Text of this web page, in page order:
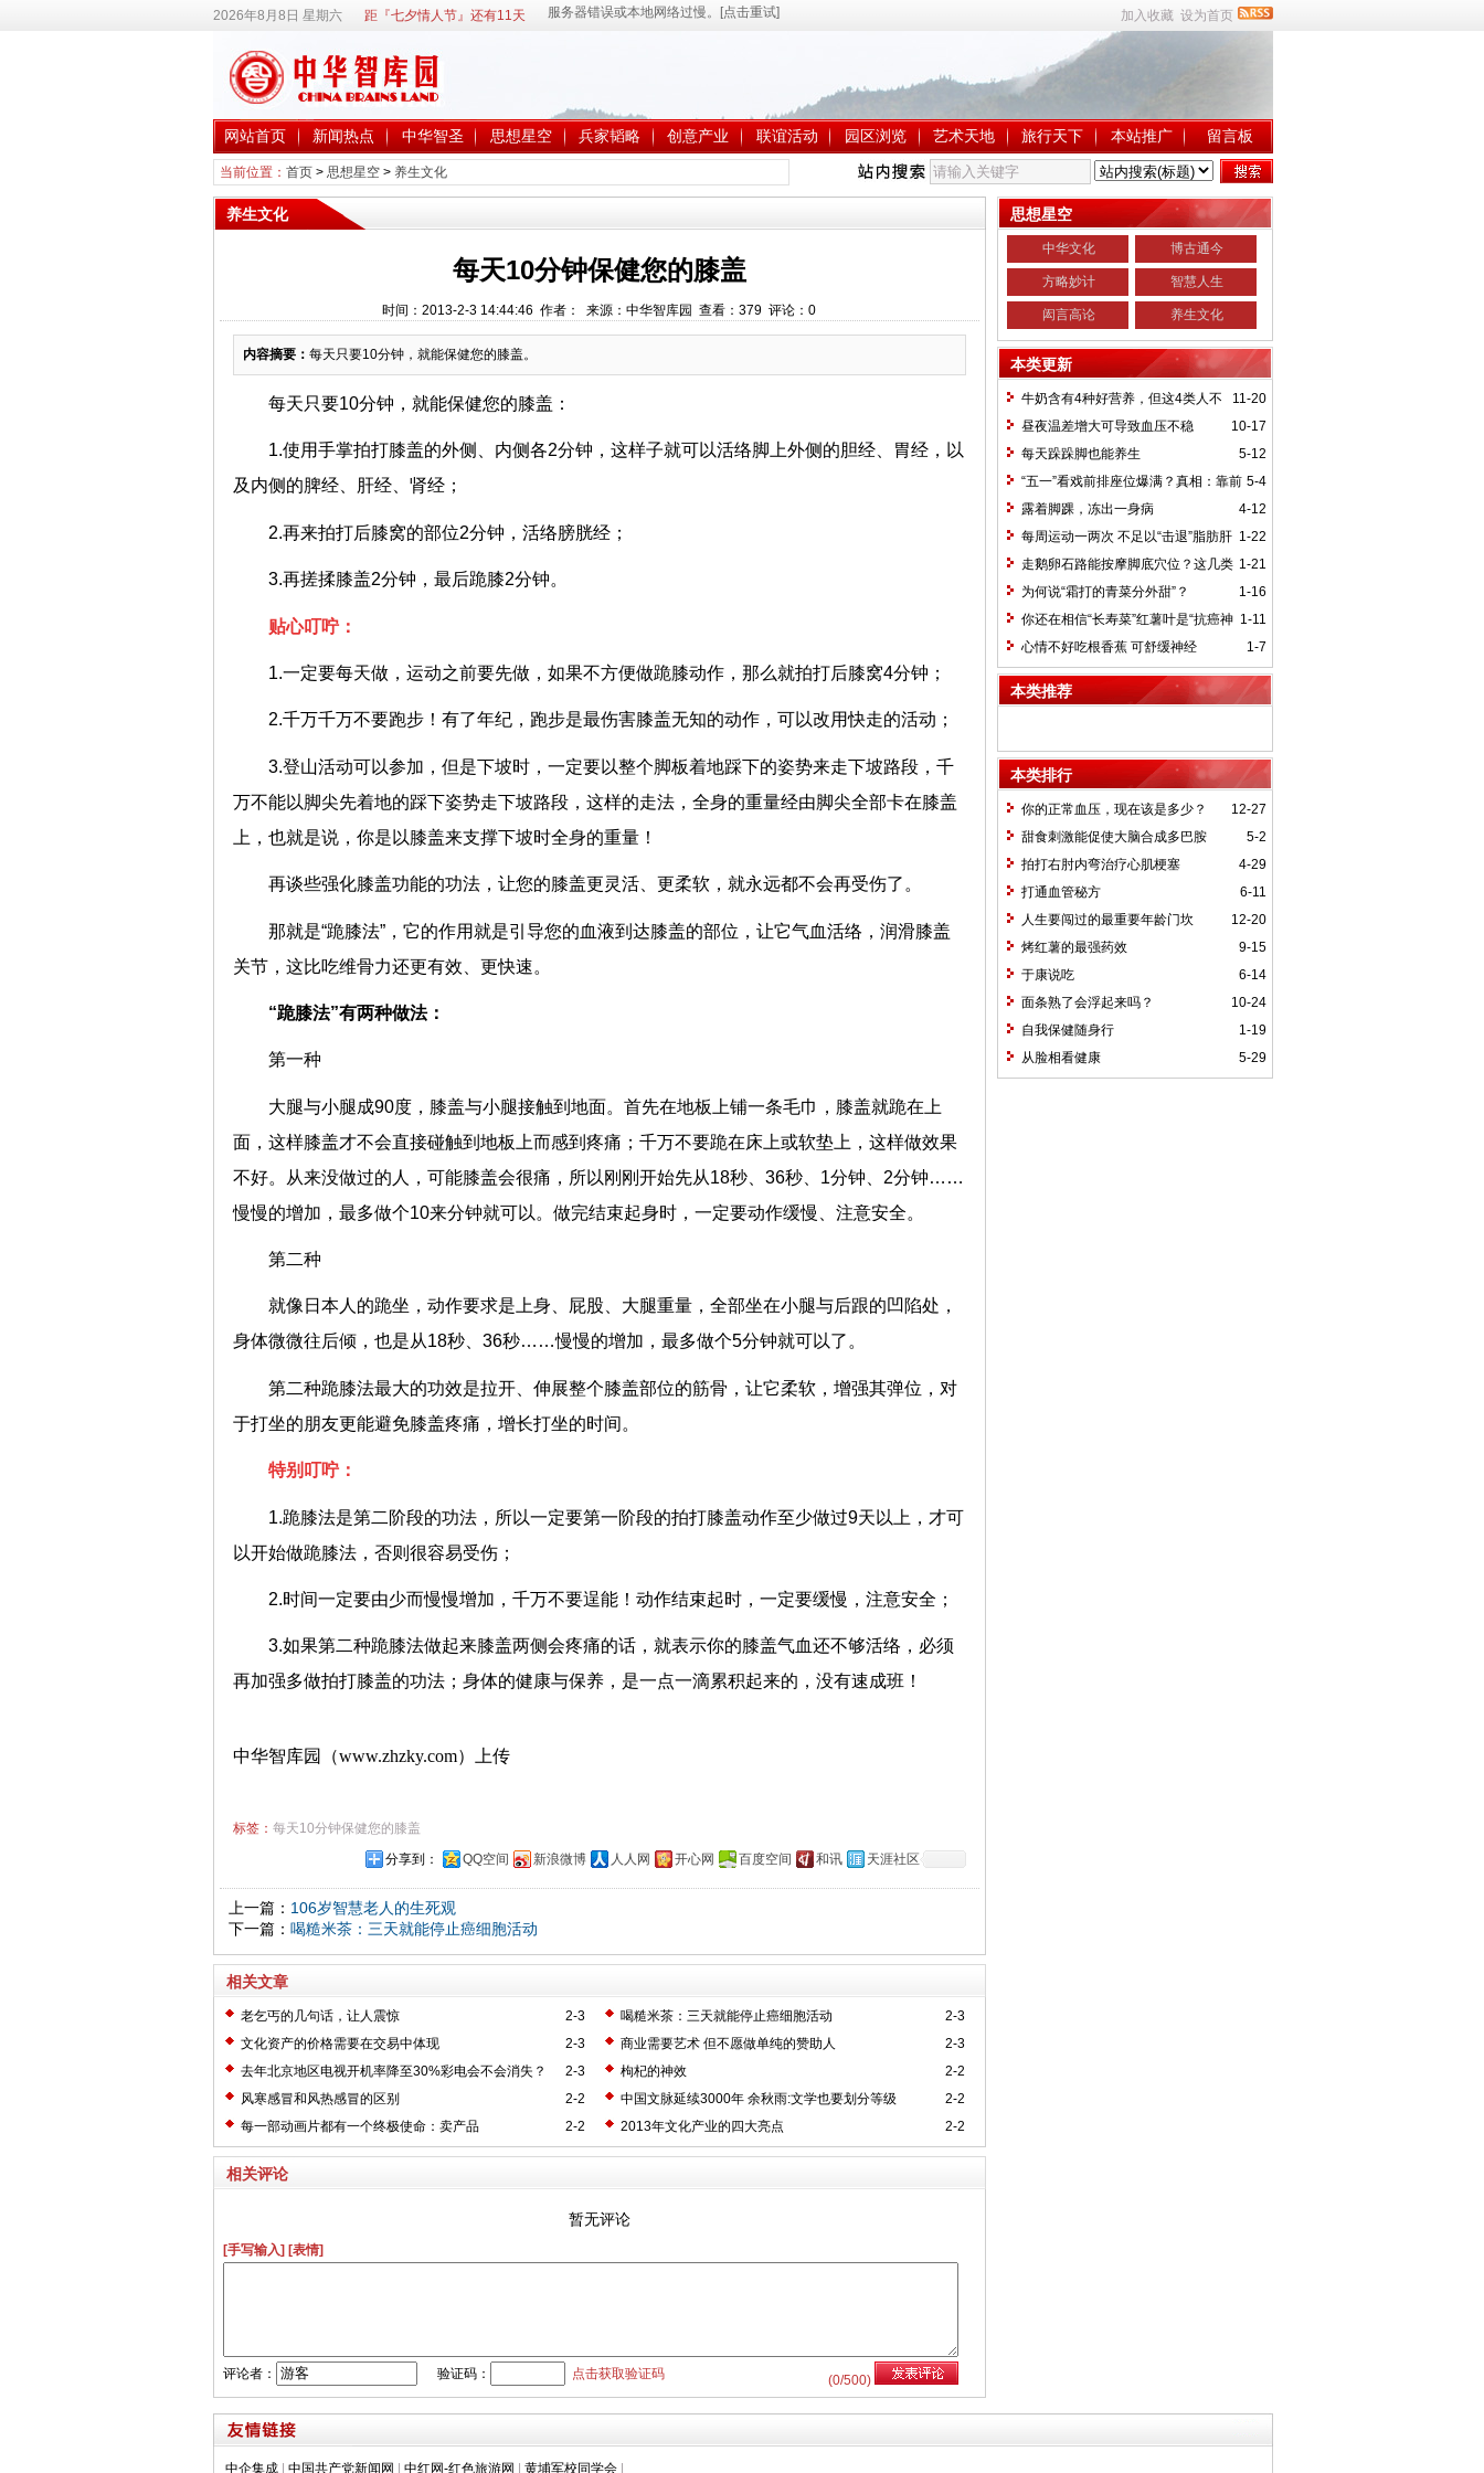
2026年8月8日 星期六 距『七夕情人节』还有11天 加入收藏 设为首页
网站首页 新闻热点 中华智圣 思想星空 兵家韬略 创意产业 联谊活动 园区浏览 艺术天地 旅行天下 本站推广 留言板
当前位置： 首页> 思想星空> 养生文化
养生文化
每天10分钟保健您的膝盖
时间：2013-2-3 14:44:46 作者： 来源：中华智库园 查看： 379 评论： 0
内容摘要： 每天只要10分钟，就能保健您的膝盖。
每天只要10分钟，就能保健您的膝盖：
1.使用手掌拍打膝盖的外侧、内侧各2分钟，这样子就可以活络脚上外侧的胆经、胃经，以
及内侧的脾经、肝经、肾经；
2.再来拍打后膝窝的部位2分钟，活络膀胱经；
3.再搓揉膝盖2分钟，最后跪膝2分钟。
贴心叮咛：
1.一定要每天做，运动之前要先做，如果不方便做跪膝动作，那么就拍打后膝窝4分钟；
2.千万千万不要跑步！有了年纪，跑步是最伤害膝盖无知的动作，可以改用快走的活动；
3.登山活动可以参加，但是下坡时，一定要以整个脚板着地踩下的姿势来走下坡路段，千
万不能以脚尖先着地的踩下姿势走下坡路段，这样的走法，全身的重量经由脚尖全部卡在膝盖
上，也就是说，你是以膝盖来支撑下坡时全身的重量！
再谈些强化膝盖功能的功法，让您的膝盖更灵活、更柔软，就永远都不会再受伤了。
那就是“跪膝法”，它的作用就是引导您的血液到达膝盖的部位，让它气血活络，润滑膝盖
关节，这比吃维骨力还更有效、更快速。
“跪膝法”有两种做法：
第一种
大腿与小腿成90度，膝盖与小腿接触到地面。首先在地板上铺一条毛巾，膝盖就跪在上
面，这样膝盖才不会直接碰触到地板上而感到疼痛；千万不要跪在床上或软垫上，这样做效果
不好。从来没做过的人，可能膝盖会很痛，所以刚刚开始先从18秒、36秒、1分钟、2分钟……
慢慢的增加，最多做个10来分钟就可以。做完结束起身时，一定要动作缓慢、注意安全。
第二种
就像日本人的跪坐，动作要求是上身、屁股、大腿重量，全部坐在小腿与后跟的凹陷处，
身体微微往后倾，也是从18秒、36秒……慢慢的增加，最多做个5分钟就可以了。
第二种跪膝法最大的功效是拉开、伸展整个膝盖部位的筋骨，让它柔软，增强其弹位，对
于打坐的朋友更能避免膝盖疼痛，增长打坐的时间。
特别叮咛：
1.跪膝法是第二阶段的功法，所以一定要第一阶段的拍打膝盖动作至少做过9天以上，才可
以开始做跪膝法，否则很容易受伤；
2.时间一定要由少而慢慢增加，千万不要逞能！动作结束起时，一定要缓慢，注意安全；
3.如果第二种跪膝法做起来膝盖两侧会疼痛的话，就表示你的膝盖气血还不够活络，必须
再加强多做拍打膝盖的功法；身体的健康与保养，是一点一滴累积起来的，没有速成班！
中华智库园（www.zhzky.com）上传
标签： 每天10分钟保健您的膝盖
分享到：
QQ空间 新浪微博 人人网 开心网 百度空间 和讯 天涯社区
上一篇： 106岁智慧老人的生死观
下一篇： 喝糙米茶：三天就能停止癌细胞活动
相关文章
2-3
老乞丐的几句话，让人震惊 2-3
喝糙米茶：三天就能停止癌细胞活动
2-3
文化资产的价格需要在交易中体现 2-3
商业需要艺术 但不愿做单纯的赞助人
2-3
去年北京地区电视开机率降至30%彩电会不会消失？ 2-2
枸杞的神效
2-2
风寒感冒和风热感冒的区别 2-2
中国文脉延续3000年 余秋雨:文学也要划分等级
2-2
每一部动画片都有一个终极使命：卖产品 2-2
2013年文化产业的四大亮点
相关评论
暂无评论
[手写输入] [表情]
(0/500)
评论者： 验证码： 点击获取验证码
思想星空
中华文化 博古通今
方略妙计 智慧人生
闳言高论 养生文化
本类更新
11-20
牛奶含有4种好营养，但这4类人不
宜饮用
10-17
昼夜温差增大可导致血压不稳
5-12
每天跺跺脚也能养生
5-4
“五一”看戏前排座位爆满？真相：靠前
不一定最好
4-12
露着脚踝，冻出一身病
1-22
每周运动一两次 不足以“击退”脂肪肝
1-21
走鹅卵石路能按摩脚底穴位？这几类
人最好别走
1-16
为何说“霜打的青菜分外甜”？
1-11
你还在相信“长寿菜”红薯叶是“抗癌神
器”吗？
1-7
心情不好吃根香蕉 可舒缓神经
本类推荐
本类排行
12-27
你的正常血压，现在该是多少？
5-2
甜食刺激能促使大脑合成多巴胺
4-29
拍打右肘内弯治疗心肌梗塞
6-11
打通血管秘方
12-20
人生要闯过的最重要年龄门坎
9-15
烤红薯的最强药效
6-14
于康说吃
10-24
面条熟了会浮起来吗？
1-19
自我保健随身行
5-29
从脸相看健康
中企集成 中国共产党新闻网 中红网-红色旅游网 黄埔军校同学会